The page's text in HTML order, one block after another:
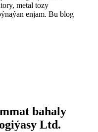
metal tozy
enjam. Bu blog
bahaly
Ltd.